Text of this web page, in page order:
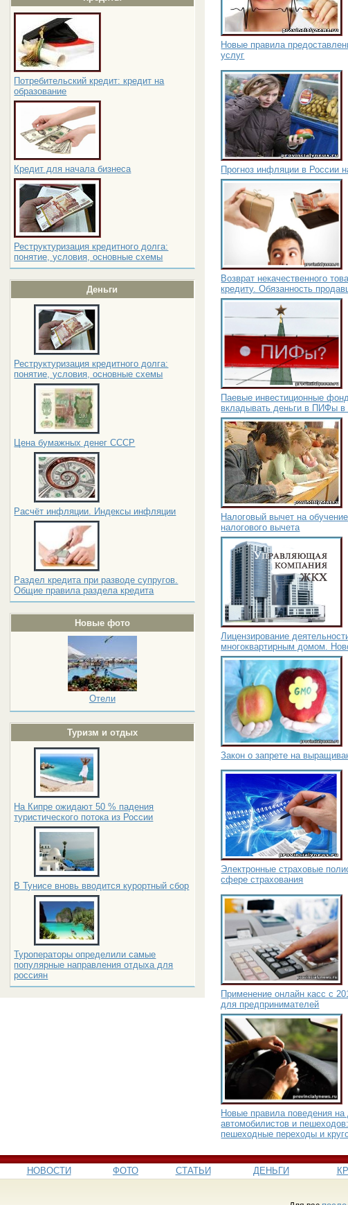
Потребительский кредит: кредит на
образование
Кредит для начала бизнеса
Реструктуризация кредитного долга:
понятие, условия, основные схемы
Деньги
Реструктуризация кредитного долга:
понятие, условия, основные схемы
Цена бумажных денег СССР
Расчёт инфляции. Индексы инфляции
Раздел кредита при разводе супругов.
Общие правила раздела кредита
Новые фото
Отели
Туризм и отдых
На Кипре ожидают 50 % падения
туристического потока из России
В Тунисе вновь вводится курортный сбор
Туроператоры определили самые
популярные направления отдыха для
россиян
Новые правила
услуг
Прогноз инфляции в России
Возврат некачественного
кредиту. Обязанность
Паевые инвестиционные
вкладывать деньги в ПИФы в
Налоговый вычет на
налогового вычета
Лицензирование
многоквартирным домом.
Закон о запрете на
Электронные страховые
сфере страхования
Применение онлайн касс с
для предпринимателей
Новые правила поведения на
автомобилистов и
пешеходные переходы и
НОВОСТИ ФОТО СТАТЬИ ДЕНЬГИ